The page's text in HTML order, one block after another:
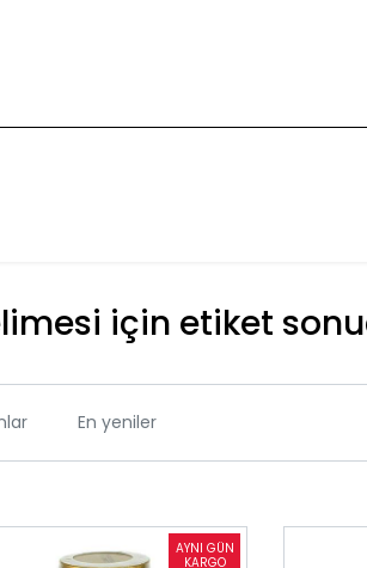
için etiket
En yeniler